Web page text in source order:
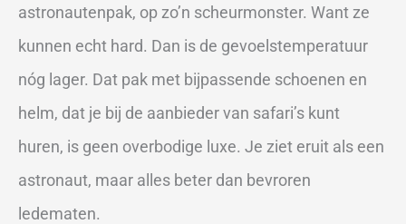
astronautenpak, op zo’n scheurmonster. Want ze
kunnen echt hard. Dan is de gevoelstemperatuur
nóg lager. Dat pak met bijpassende schoenen en
helm, dat je bij de aanbieder van safari’s kunt
huren, is geen overbodige luxe. Je ziet eruit als een
astronaut, maar alles beter dan bevroren
ledematen.